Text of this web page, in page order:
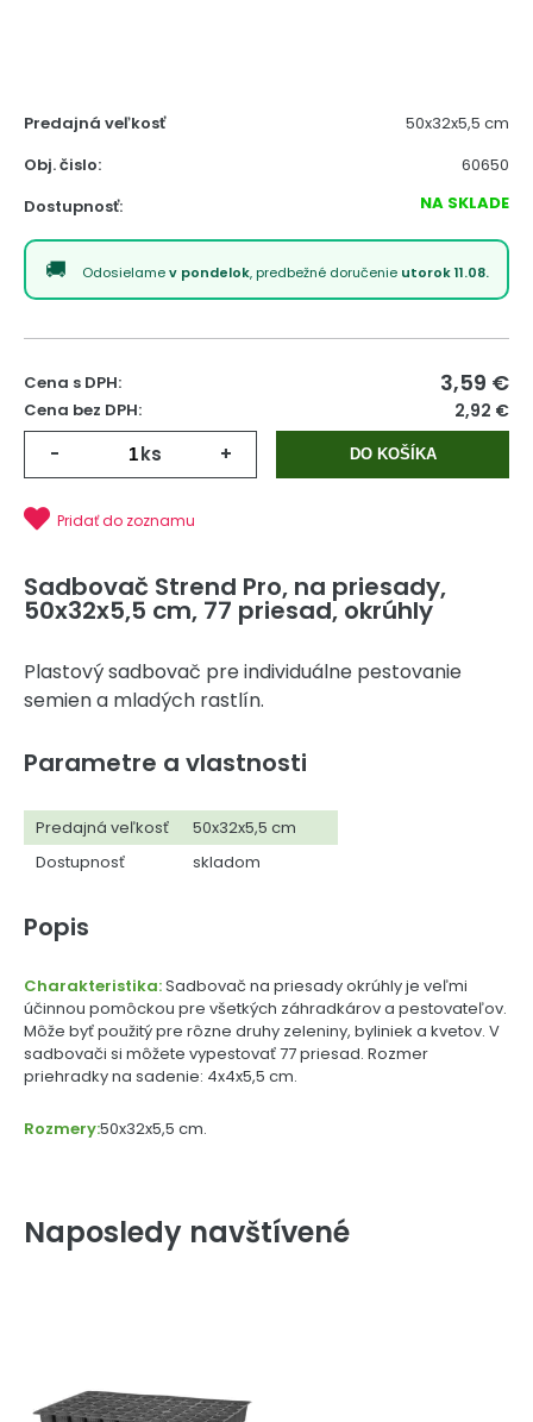
Predajná veľkosť
50x32x5,5 cm
Obj. čislo:
60650
Dostupnosť:
NA SKLADE
Odosielamev pondelok, predbežné doručenie utorok 11.08.
Cena s DPH: 3,59 €
Cena bez DPH: 2,92 €
- ks + DO KOŠÍKA
Pridať do zoznamu
Sadbovač Strend Pro, na priesady,
50x32x5,5 cm, 77 priesad, okrúhly
Plastový sadbovač pre individuálne pestovanie
semien a mladých rastlín.
Parametre a vlastnosti
Predajná veľkosť
50x32x5,5 cm
Dostupnosť
skladom
Popis
Charakteristika:Sadbovač na priesady okrúhly je veľmi
účinnou pomôckou pre všetkých záhradkárov a pestovateľov.
Môže byť použitý pre rôzne druhy zeleniny, byliniek a kvetov. V
sadbovači si môžete vypestovať 77 priesad. Rozmer
priehradky na sadenie: 4x4x5,5 cm.
Rozmery:50x32x5,5 cm.
Naposledy navštívené